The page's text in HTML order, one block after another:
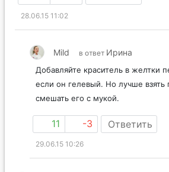
28.06.15 11:02
Mild в ответ Ирина
Добавляйте краситель в желтки
если он гелевый. Но лучше
смешать его с мукой.
11 -3 Ответить
29.06.15 10:26